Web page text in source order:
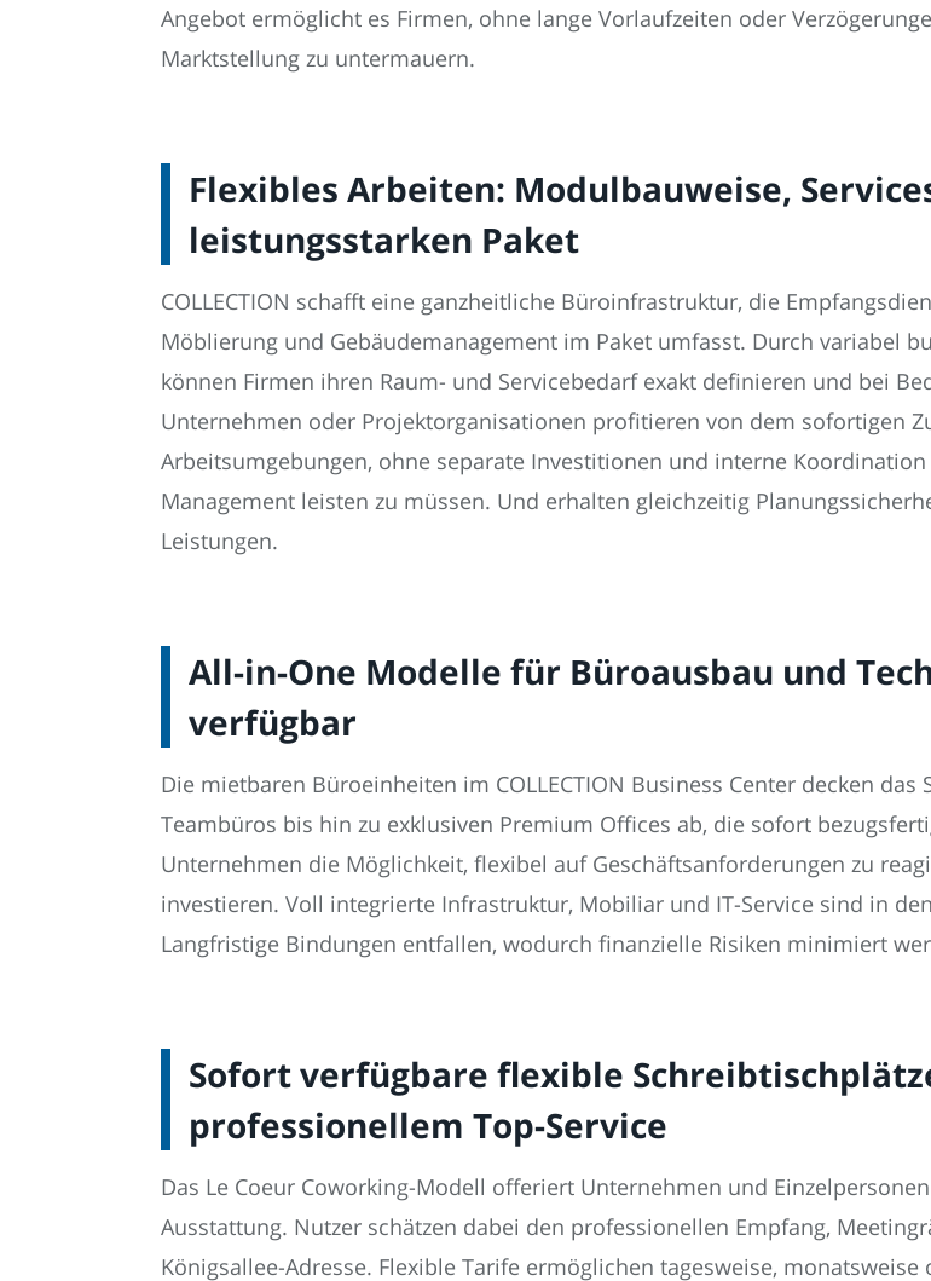
Angebot ermöglicht es Firmen, ohne lange Vorlaufzeiten oder
Marktstellung zu untermauern.
Flexibles Arbeiten: Modulbauweise,
leistungsstarken Paket
COLLECTION schafft eine ganzheitliche Büroinfrastruktur, die
Möblierung und Gebäudemanagement im Paket umfasst. Durch variabel
können Firmen ihren Raum- und Servicebedarf exakt definieren und bei
Unternehmen oder Projektorganisationen profitieren von dem sofortigen
Arbeitsumgebungen, ohne separate Investitionen und interne
Management leisten zu müssen. Und erhalten gleichzeitig
Leistungen.
All-in-One Modelle für Büroausbau und
verfügbar
Die mietbaren Büroeinheiten im COLLECTION Business Center decken
Teambüros bis hin zu exklusiven Premium Offices ab, die sofort
Unternehmen die Möglichkeit, flexibel auf Geschäftsanforderungen zu
investieren. Voll integrierte Infrastruktur, Mobiliar und IT-Service sind in
Langfristige Bindungen entfallen, wodurch finanzielle Risiken minimiert
Sofort verfügbare flexible
professionellem Top-Service
Das Le Coeur Coworking-Modell offeriert Unternehmen und
Ausstattung. Nutzer schätzen dabei den professionellen Empfang,
Königsallee-Adresse. Flexible Tarife ermöglichen tagesweise,